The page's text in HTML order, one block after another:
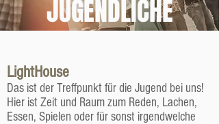
JUGENDLICHE
LightHouse
Das ist der Treffpunkt für die Jugend bei uns!
Hier ist Zeit und Raum zum Reden, Lachen,
Essen, Spielen oder für sonst irgendwelche